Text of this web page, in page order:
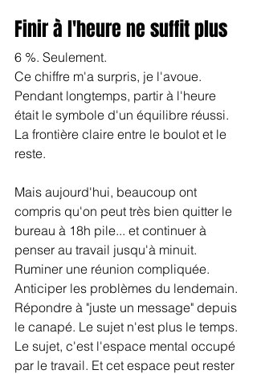
Finir à l'heure ne suffit plus
6 %. Seulement.
Ce chiffre m'a surpris, je l'avoue.
Pendant longtemps, partir à l'heure
était le symbole d'un équilibre réussi.
La frontière claire entre le boulot et le
reste.
Mais aujourd'hui, beaucoup ont
compris qu'on peut très bien quitter le
bureau à 18h pile... et continuer à
penser au travail jusqu'à minuit.
Ruminer une réunion compliquée.
Anticiper les problèmes du lendemain.
Répondre à "juste un message" depuis
le canapé. Le sujet n'est plus le temps.
Le sujet, c'est l'espace mental occupé
par le travail. Et cet espace peut rester